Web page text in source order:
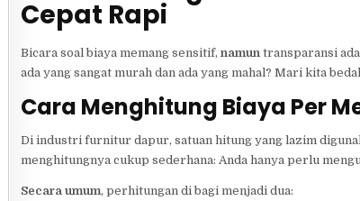
Cepat Rapi
Bicara soal biaya memang sensitif, namuntransparansi
ada yang sangat murah dan ada yang mahal? Mari kita
Cara Menghitung Biaya Per
Di industri furnitur dapur, satuan hitung yang lazim
menghitungnya cukup sederhana: Anda hanya perlu
Secara umum, perhitungan di bagi menjadi dua: